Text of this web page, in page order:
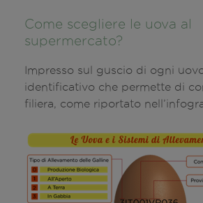
Come scegliere le uova al
supermercato?
Impresso sul guscio di ogni
identificativo che permette di
filiera, come riportato